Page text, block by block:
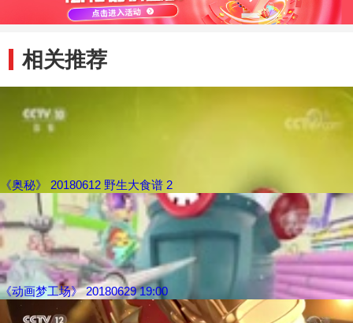
相关推荐
《奥秘》 20180612 野生大食谱 2
《动画梦工场》 20180629 19:00